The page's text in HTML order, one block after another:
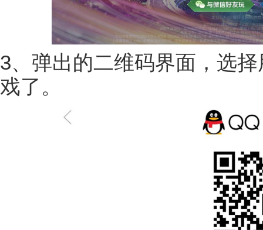
3、弹出的二维码界面，选
戏了。